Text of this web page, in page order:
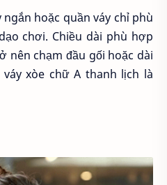
ngắn hoặc quần váy chỉ phù
chơi. Chiều dài phù hợp
nên chạm đầu gối hoặc dài
xòe chữ A thanh lịch là